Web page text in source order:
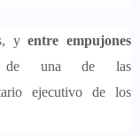
yentre empujones
de una de las
ejecutivo de los